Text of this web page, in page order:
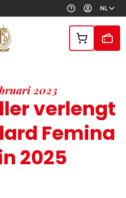
gaan NL
2023
verlengt
Femina
2025